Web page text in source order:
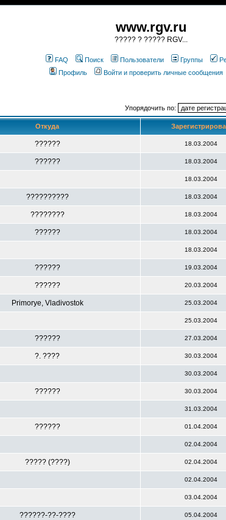
www.rgv.ru
????? ? ????? RGV...
FAQ Поиск Пользователи Группы
Профиль
Войти и проверить личные сообщения
Упорядочить по:
Откуда
?????? 18.03.2004
?????? 18.03.2004
18.03.2004
?????????? 18.03.2004
???????? 18.03.2004
?????? 18.03.2004
18.03.2004
?????? 19.03.2004
?????? 20.03.2004
Primorye, Vladivostok 25.03.2004
25.03.2004
?????? 27.03.2004
?. ???? 30.03.2004
30.03.2004
?????? 30.03.2004
31.03.2004
?????? 01.04.2004
02.04.2004
????? (????) 02.04.2004
02.04.2004
03.04.2004
??????-??-???? 05.04.2004